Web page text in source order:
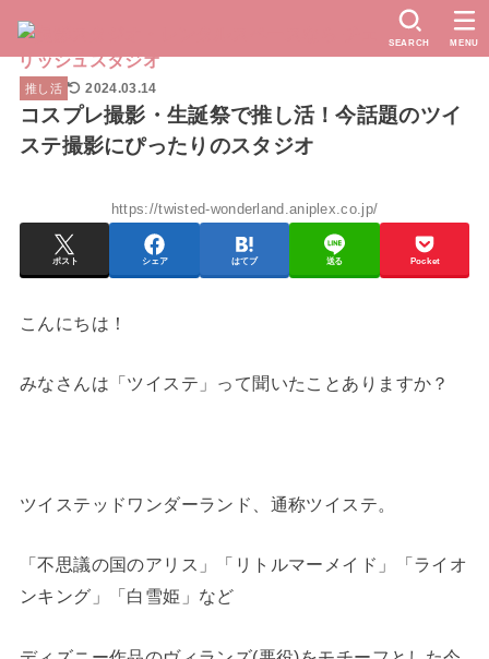
SEARCH MENU
推し活 2024.03.14
コスプレ撮影・生誕祭で推し活！今話題のツイ
ステ撮影にぴったりのスタジオ
https://twisted-wonderland.aniplex.co.jp/
ポスト シェア はてブ 送る Pocket
こんにちは！
みなさんは「ツイステ」って聞いたことありますか？
ツイステッドワンダーランド、通称ツイステ。
「不思議の国のアリス」「リトルマーメイド」「ライオ
ンキング」「白雪姫」など